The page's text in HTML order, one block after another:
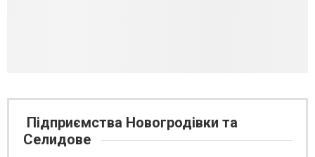
Підприємства Новогродівки та
Селидове